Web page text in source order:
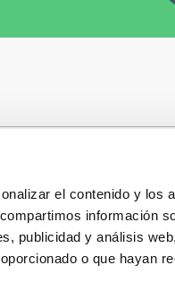
el contenido y los
información
publicidad y análisis
o que hayan
35
Política
Política
compra